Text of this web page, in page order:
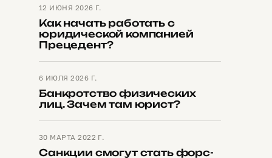
12 ИЮНЯ 2026 Г.
Как начать работать с
юридической компанией
Прецедент?
6 ИЮЛЯ 2026 Г.
Банкротство физических
лиц. Зачем там юрист?
30 МАРТА 2022 Г.
Санкции смогут стать форс-